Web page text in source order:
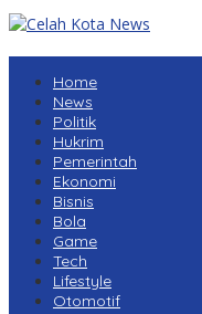
Home
News
Politik
Hukrim
Pemerintah
Ekonomi
Bisnis
Bola
Game
Tech
Lifestyle
Otomotif